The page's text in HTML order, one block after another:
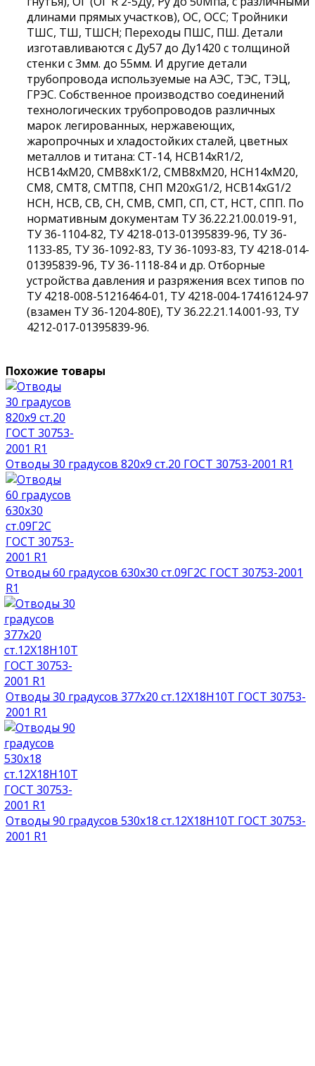
длинами прямых участков), ОС, ОСС; Тройники
ТШС, ТШ, ТШСН; Переходы ПШС, ПШ. Детали
изготавливаются с Ду57 до Ду1420 с толщиной
стенки с 3мм. до 55мм. И другие детали
трубопровода используемые на АЭС, ТЭС, ТЭЦ,
ГРЭС. Собственное производство соединений
технологических трубопроводов различных
марок легированных, нержавеющих,
жаропрочных и хладостойких сталей, цветных
металлов и титана: СТ-14, НСВ14хR1/2,
НСВ14хМ20, СМВ8хК1/2, СМВ8хМ20, НСН14хМ20,
СМ8, СМТ8, СМТП8, СНП М20хG1/2, НСВ14хG1/2
НСН, НСВ, СВ, СН, СМВ, СМП, СП, СТ, НСТ, СПП. По
нормативным документам ТУ 36.22.21.00.019-91,
ТУ 36-1104-82, ТУ 4218-013-01395839-96, ТУ 36-
1133-85, ТУ 36-1092-83, ТУ 36-1093-83, ТУ 4218-014-
01395839-96, ТУ 36-1118-84 и др. Отборные
устройства давления и разряжения всех типов по
ТУ 4218-008-51216464-01, ТУ 4218-004-17416124-97
(взамен ТУ 36-1204-80Е), ТУ 36.22.21.14.001-93, ТУ
4212-017-01395839-96.
Похожие товары
Отводы 30 градусов 820х9 ст.20 ГОСТ 30753-2001 R1
Отводы 60 градусов 630х30 ст.09Г2С ГОСТ 30753-2001
R1
Отводы 30 градусов 377х20 ст.12Х18Н10Т ГОСТ 30753-
2001 R1
Отводы 90 градусов 530х18 ст.12Х18Н10Т ГОСТ 30753-
2001 R1